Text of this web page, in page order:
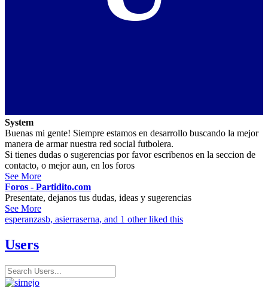
System
Buenas mi gente! Siempre estamos en desarrollo buscando la mejor
manera de armar nuestra red social futbolera.
Si tienes dudas o sugerencias por favor escribenos en la seccion de
contacto, o mejor aun, en los foros
See More
Foros - Partidito.com
Presentate, dejanos tus dudas, ideas y sugerencias
See More
esperanzasb, asierraserna, and 1 other liked this
Users